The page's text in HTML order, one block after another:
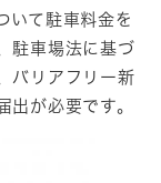
いて駐車料金を
駐車場法に基づ
バリアフリー新
出が必要です。